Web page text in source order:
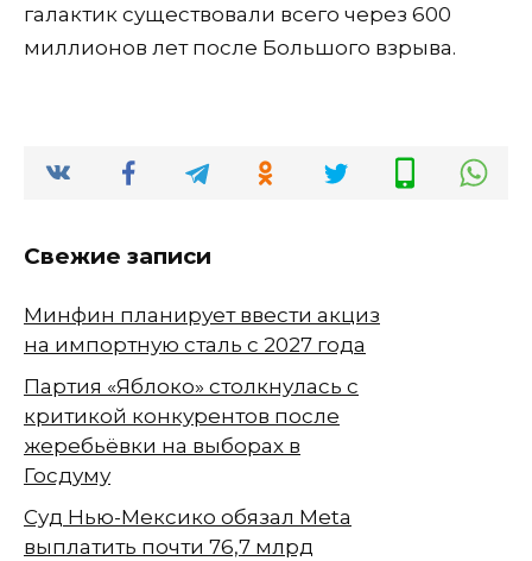
галактик существовали всего через 600
миллионов лет после Большого взрыва.
Свежие записи
Минфин планирует ввести акциз
на импортную сталь с 2027 года
Партия «Яблоко» столкнулась с
критикой конкурентов после
жеребьёвки на выборах в
Госдуму
Суд Нью-Мексико обязал Meta
выплатить почти 76,7 млрд